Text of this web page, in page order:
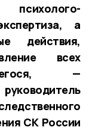
психолого-
а
действия,
всех
—
СК России